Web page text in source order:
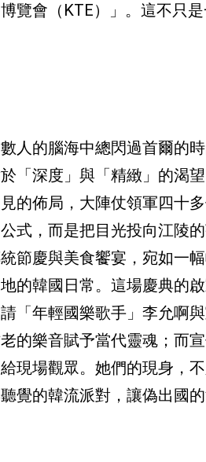
博覽會（KTE）」。這不只
人的腦海中總閃過首爾的
「深度」與「精緻」的渴
的佈局，大陣仗領軍四十
式，而是把目光投向江陵
節慶與美食饗宴，宛如一
的韓國日常。這場慶典的
「年輕國樂歌手」李允啊
的樂音賦予當代靈魂；而
現場觀眾。她們的現身，
覺的韓流派對，讓偽出國的